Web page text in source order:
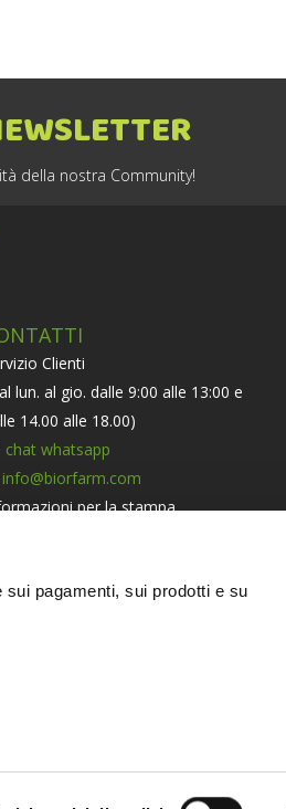
pagamenti, sui prodotti e su
della nostra Community!
Clienti
lun. al gio. dalle 9:00 alle 13:00 e
14.00 alle 18.00)
chat whatsapp
info@biorfarm.com
per la stampa
dei nostriclicca qui.